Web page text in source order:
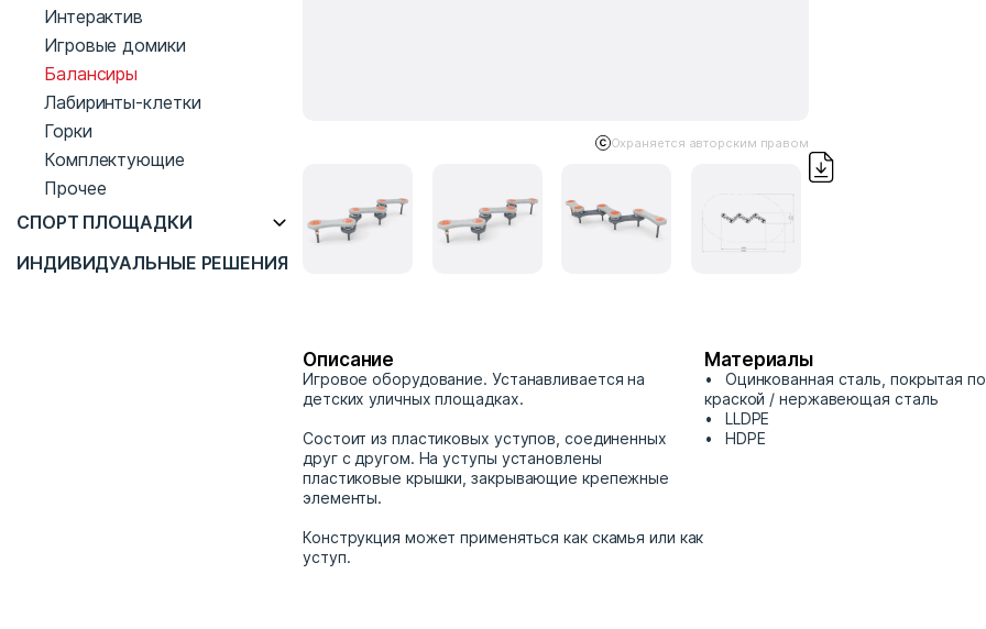
Интерактив
Игровые домики
Балансиры
Лабиринты-клетки
Горки
Комплектующие
Прочее
СПОРТ ПЛОЩАДКИ
ИНДИВИДУАЛЬНЫЕ РЕШЕНИЯ
Охраняется авторским правом
Описание
Игровое оборудование. Устанавливается на
детских уличных площадках.
Состоит из пластиковых уступов, соединенных
друг с другом. На уступы установлены
пластиковые крышки, закрывающие крепежные
элементы.
Конструкция может применяться как скамья или как
уступ.
Материалы
Оцинкованная сталь, покрытая
краской / нержавеющая сталь
LLDPE
HDPE